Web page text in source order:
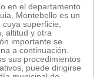
en el departamento
Montebello es un
cuya superficie,
altitud y otra
importante se
a continuación.
sus procedimientos
puede dirigirse